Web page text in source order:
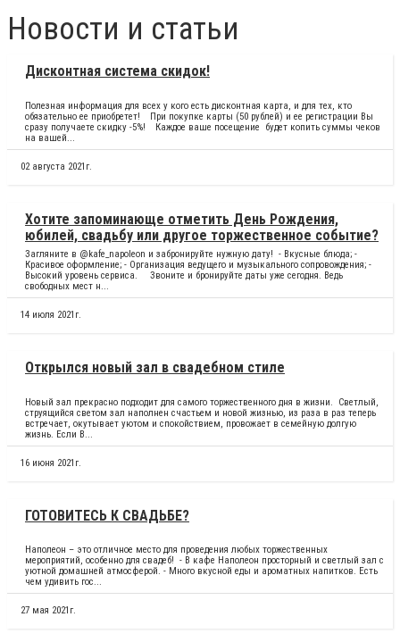
Новости и статьи
Дисконтная система скидок!
Полезная информация для всех у кого есть дисконтная карта, и для тех, кто
обязательно ее приобретет! ⠀При покупке карты (50 рублей) и ее регистрации Вы
сразу получаете скидку -5%! ⠀Каждое ваше посещение будет копить суммы чеков
на вашей...
02 августа 2021г.
Хотите запоминающе отметить День Рождения,
юбилей, свадьбу или другое торжественное событие?
Загляните в @kafe_napoleon и забронируйте нужную дату! - Вкусные блюда; -
Красивое оформление; - Организация ведущего и музыкального сопровождения; -
Высокий уровень сервиса. ⠀Звоните и бронируйте даты уже сегодня. Ведь
свободных мест н...
14 июля 2021г.
Открылся новый зал в свадебном стиле
Новый зал прекрасно подходит для самого торжественного дня в жизни. Светлый,
струящийся светом зал наполнен счастьем и новой жизнью, из раза в раз теперь
встречает, окутывает уютом и спокойствием, провожает в семейную долгую
жизнь. Если В...
16 июня 2021г.
ГОТОВИТЕСЬ К СВАДЬБЕ?
Наполеон – это отличное место для проведения любых торжественных
мероприятий, особенно для свадеб! - В кафе Наполеон просторный и светлый зал с
уютной домашней атмосферой. - Много вкусной еды и ароматных напитков. Есть
чем удивить гос...
27 мая 2021г.